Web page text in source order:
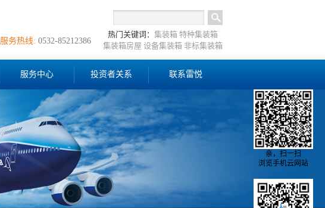
热门关键词： 集装箱 特种集装箱
集装箱房屋 设备集装箱 非标集装箱
服务热线: 0532-85212386
服务中心 投资者关系 联系雷悦
亲，扫一扫
浏览手机云网站